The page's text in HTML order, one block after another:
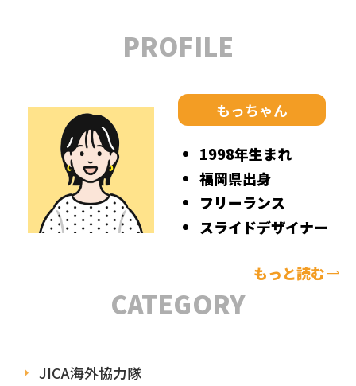
PROFILE
もっちゃん
1998年生まれ
福岡県出身
フリーランス
スライドデザイナー
もっと読む
CATEGORY
JICA海外協力隊